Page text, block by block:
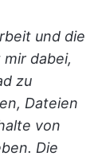
und die
dabei,
zu
Dateien
von
Die